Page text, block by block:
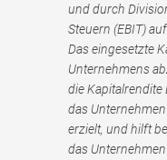
und durch
Steuern (EBIT)
Das eingesetzte
Unternehmens
die Kapitalrendite
das
erzielt, und hilft
das